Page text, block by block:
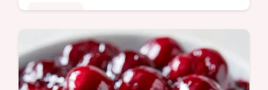
Durch Einkochen entsteht diese
Kirschkonfitüre ohne Gelierzucker. Eine
Tabelle zur Rolle jeder Zutat und die